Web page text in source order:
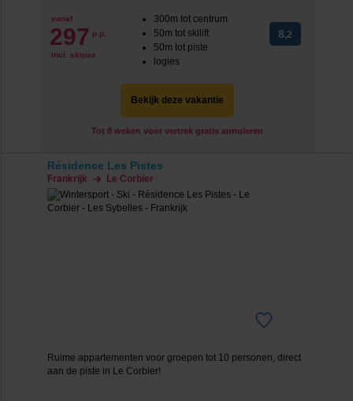
vanaf
297 p.p.
incl. skipas
300m tot centrum
50m tot skilift
50m tot piste
logies
8,2
Bekijk deze vakantie
Tot 8 weken voor vertrek gratis annuleren
Résidence Les Pistes
Frankrijk Le Corbier
Ruime appartementen voor groepen tot 10 personen, direct
aan de piste in Le Corbier!